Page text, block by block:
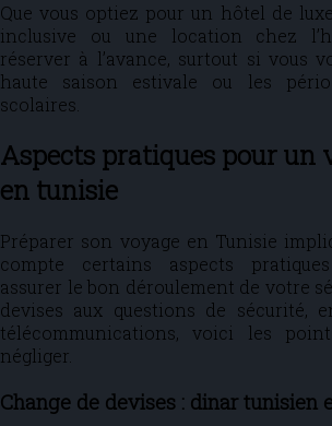
Que vous optiez pour un hôtel de
inclusive ou une location chez
réserver à l’avance, surtout si vous
haute saison estivale ou les
scolaires.
Aspects pratiques pour un
en tunisie
Préparer son voyage en Tunisie
compte certains aspects
assurer le bon déroulement de votre
devises aux questions de sécurité,
télécommunications, voici les
négliger.
Change de devises : dinar tunisien